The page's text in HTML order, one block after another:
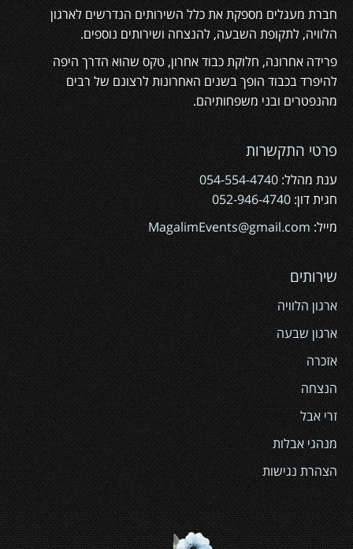
חברת מעגלים מספקת את כלל השירותים הנדרשים לארגון
הלוויה, לתקופת השבעה, להנצחה ושירותים נוספים.
פרידה אחרונה, חלוקת כבוד אחרון, טקס שהוא הדרך היפה
להיפרד בכבוד הופך בשנים האחרונות לרצונם של רבים
מהנפטרים ובני משפחותיהם.
פרטי התקשרות
ענת מהלל: 054-554-4740
חגית דון: 052-946-4740
מייל: MagalimEvents@gmail.com
שירותים
ארגון הלוויה
ארגון שבעה
אזכרה
הנצחה
זרי אבל
מנהגי אבלות
הצהרת נגישות